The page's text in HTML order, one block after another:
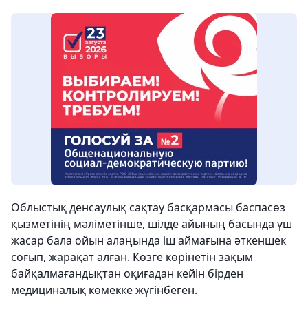
Облыстық денсаулық сақтау басқармасы баспасөз
қызметінің мәліметінше, шілде айының басында үш
жасар бала ойын алаңында іш аймағына әткеншек
соғып, жарақат алған. Көзге көрінетін зақым
байқалмағандықтан оқиғадан кейін бірден
медициналық көмекке жүгінбеген.